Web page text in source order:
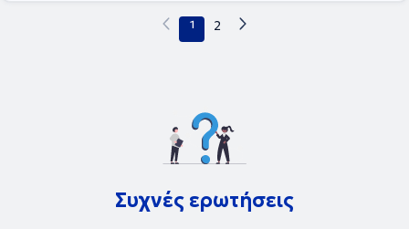
1 2
Συχνές ερωτήσεις